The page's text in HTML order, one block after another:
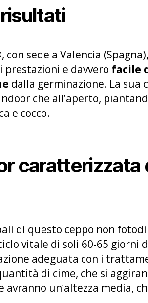
con sede a Valencia
e davvero facile
dalla germinazione. La sua
che all’aperto,
e cocco.
caratterizzata
di questo ceppo non
vitale di soli 60-65 giorni
adeguata con i
di cime, che si
avranno un’altezza media,